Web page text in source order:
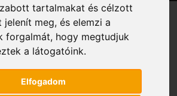
tartalmakat és célzott
jelenít meg, és elemzi a
forgalmát, hogy megtudjuk
a látogatóink.
Elfogadom
(mm) termék / 1 659